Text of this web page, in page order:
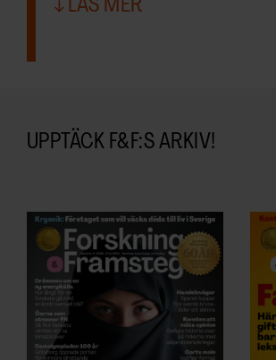
samlat in när du har använt deras tjänster.
LÄS MER
UPPTÄCK F&F:S ARKIV!